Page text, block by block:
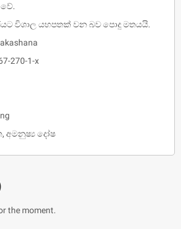
විශාල යහපතක් වන බව පොදු මතයයි.
270-1-x
අමනුෂ්‍ය දෝෂ
the moment.